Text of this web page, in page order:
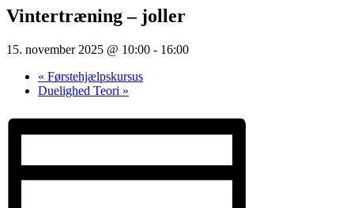
Vintertræning – joller
15. november 2025 @ 10:00 - 16:00
« Førstehjælpskursus
Duelighed Teori »